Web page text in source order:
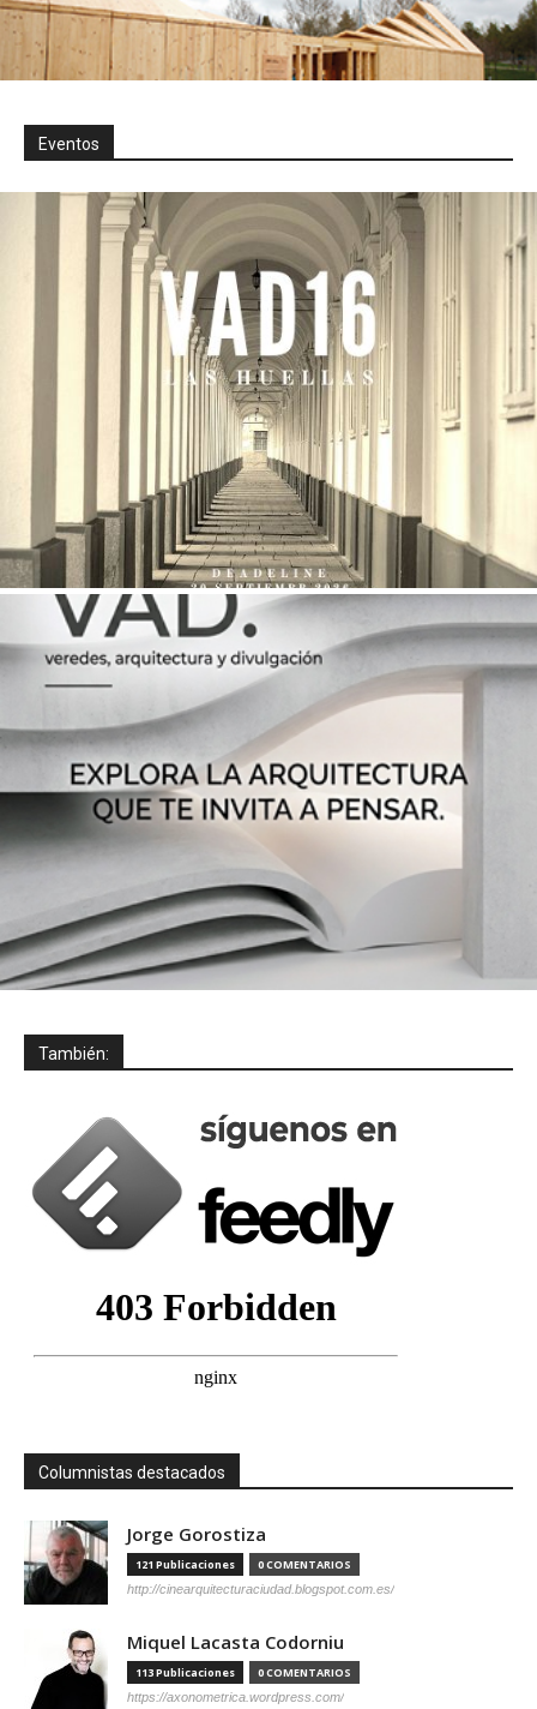
Eventos
También:
Columnistas destacados
Jorge Gorostiza
121 Publicaciones 0 COMENTARIOS
http://cinearquitecturaciudad.blogspot.com.es/
Miquel Lacasta Codorniu
113 Publicaciones 0 COMENTARIOS
https://axonometrica.wordpress.com/